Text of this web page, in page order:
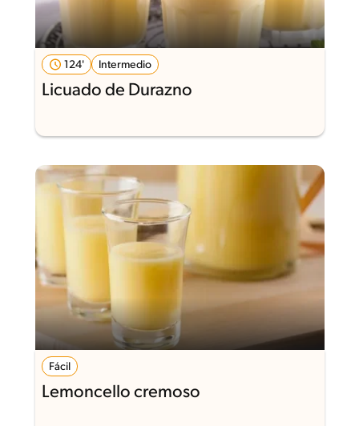
124' Intermedio
Licuado de Durazno
Fácil
Lemoncello cremoso